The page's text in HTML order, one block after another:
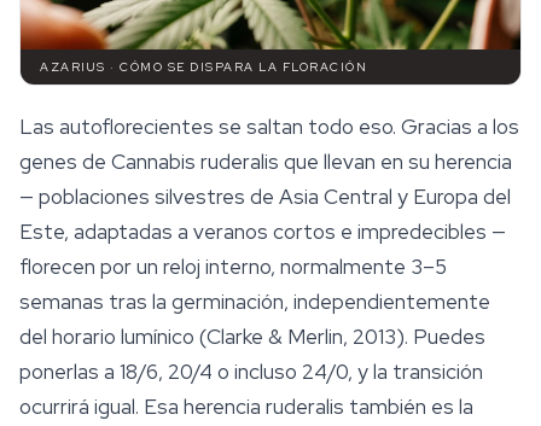
AZARIUS · CÓMO SE DISPARA LA FLORACIÓN
Las autoflorecientes se saltan todo eso. Gracias a los
genes de Cannabis ruderalis que llevan en su herencia
— poblaciones silvestres de Asia Central y Europa del
Este, adaptadas a veranos cortos e impredecibles —
florecen por un reloj interno, normalmente 3–5
semanas tras la germinación, independientemente
del horario lumínico (Clarke & Merlin, 2013). Puedes
ponerlas a 18/6, 20/4 o incluso 24/0, y la transición
ocurrirá igual. Esa herencia ruderalis también es la